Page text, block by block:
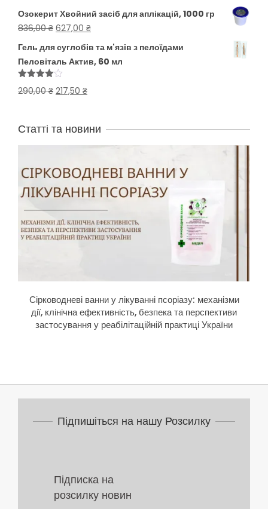
ціна:
89,00 ₴.
ціна:
66,75 ₴.
Озокерит Хвойний засіб для аплікацій, 1000 гр
836,00₴ Оригінальна
836,00 ₴.
627,00 ₴Поточна
627,00 ₴.
Гель для суглобів та м'язів з пелоїдами
Пеловіталь Актив, 60 мл
Оцінено
в4.00з
290,00₴ Оригінальна
217,50 ₴Поточна
Статті та новини
псоріазу: механізми
безпека та перспективи
практиці України
Магнієва олія для волосся:
випадіння, ламкості та
Підпишіться на нашу Розсилку
Підписка на
розсилку новин